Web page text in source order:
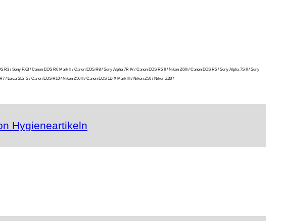
/ Sony FX3 / Canon EOS R6 Mark II / Canon EOS R8 / Sony Alpha 7R IV / Canon EOS R5 II / Nikon Z6III / Canon EOS R5 / Sony Alpha 7S II / Sony
/ Leica SL2-S / Canon EOS R10 / Nikon Z50 II / Canon EOS 1D X Mark III / Nikon Z50 / Nikon Z30 /
Hygieneartikeln